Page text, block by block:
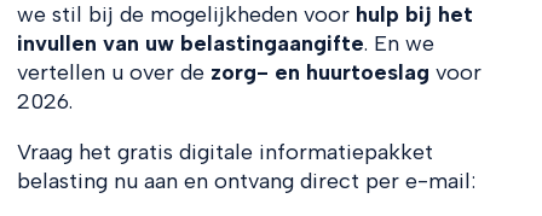
we stil bij de mogelijkheden voor hulp bij het
invullen van uw belastingaangifte. En we
vertellen u over de zorg- en huurtoeslag voor
2026.
Vraag het gratis digitale informatiepakket
belasting nu aan en ontvang direct per e-mail: